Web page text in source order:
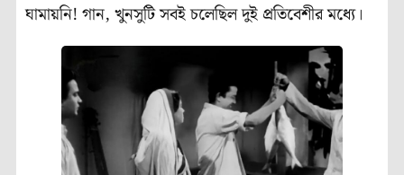
ঘামায়নি! গান, খুনসুটি সবই চলেছিল দুই প্রতিবেশীর মধ্যে।